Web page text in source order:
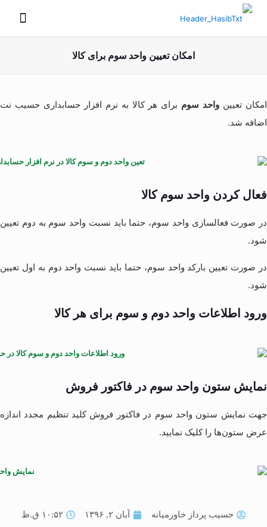
امکان تعیین واحد سوم برای کالا
امکان تعیین واحد سوم برای هر کالا به نرم افزار حسابداری حسیب نت
اضافه شد.
فعال کردن واحد سوم کالا
در صورت فعالسازی واحد سوم، حتما باید نسبت واحد سوم به دوم تعیین
شود.
در صورت تعیین بارکد واحد سوم، حتما باید نسبت واحد دوم به اول تعیین
شود.
ورود اطلاعات واحد دوم و سوم برای هر کالا
نمایش ستون واحد سوم در فاکتور فروش
جهت نمایش ستون واحد سوم در فاکتور فروش کلید تنظیم مجدد اندازه
عرض ستون‌ها را کلیک نمایید.
حسیب پرداز خاورمیانه آبان ۲, ۱۳۹۶
۱۰:۵۲ ق.ظ